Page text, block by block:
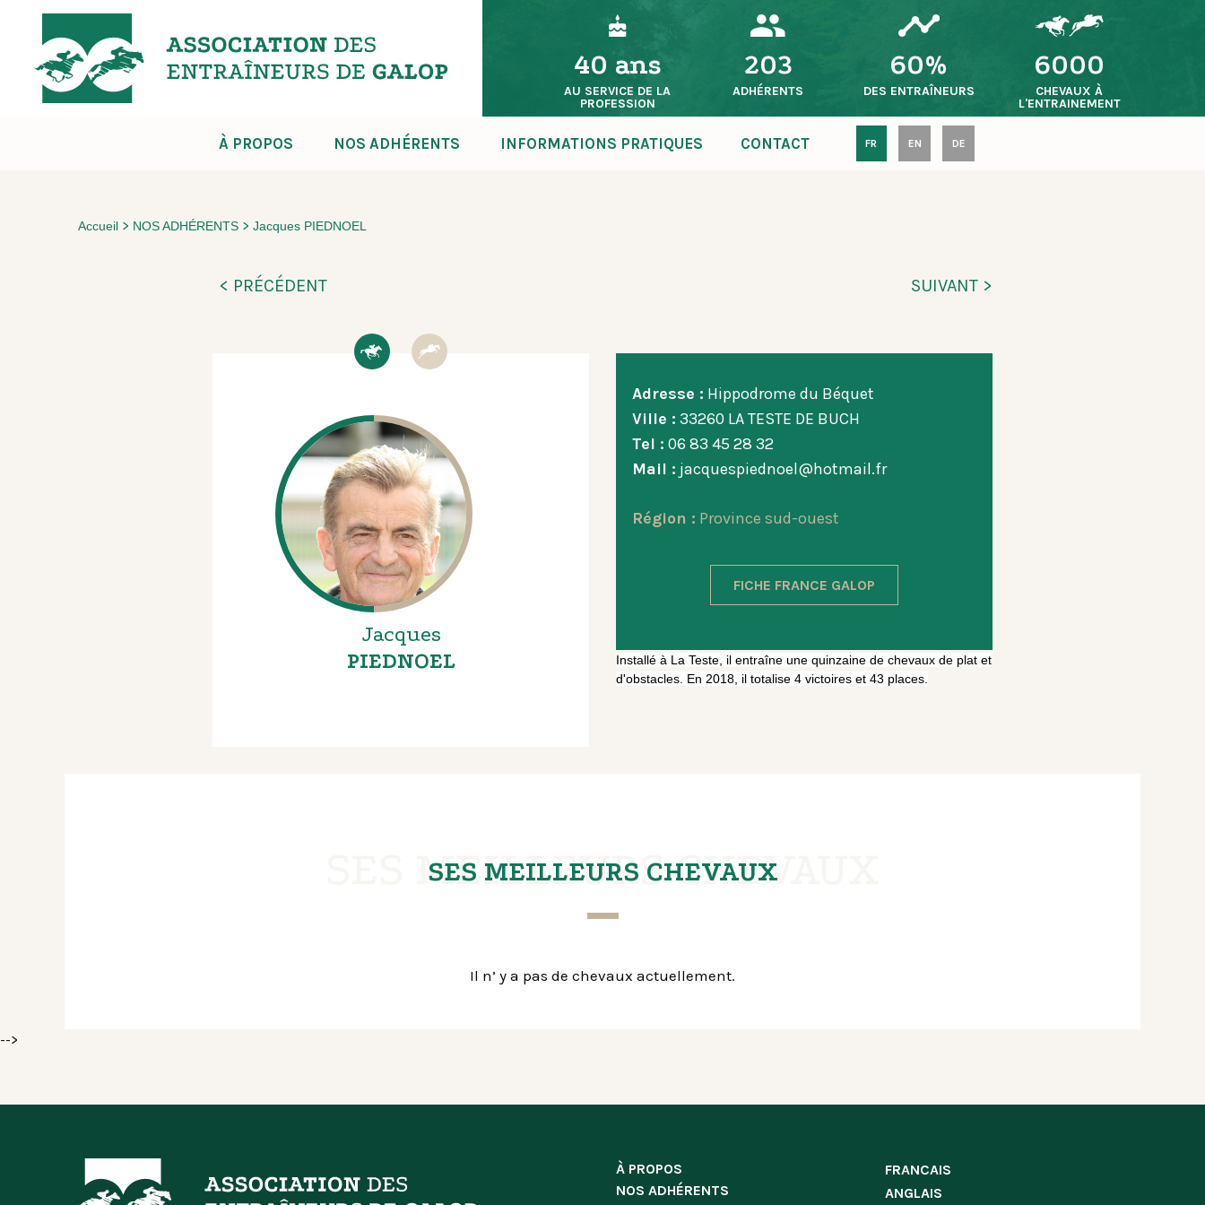
40 ans
AU SERVICE DE LA
PROFESSION
203
ADHÉRENTS
60%
DES ENTRAÎNEURS
6000
CHEVAUX À
L'ENTRAINEMENT
À PROPOS NOS ADHÉRENTS INFORMATIONS PRATIQUES CONTACT FR EN DE
Accueil > NOS ADHÉRENTS > Jacques PIEDNOEL
< PRÉCÉDENT SUIVANT >
Jacques
PIEDNOEL
Adresse : Hippodrome du Béquet
Ville : 33260 LA TESTE DE BUCH
Tel : 06 83 45 28 32
Mail : jacquespiednoel@hotmail.fr
Région : Province sud-ouest
FICHE FRANCE GALOP
Installé à La Teste, il entraîne une quinzaine de chevaux de plat et
d'obstacles. En 2018, il totalise 4 victoires et 43 places.
SES MEILLEURS CHEVAUX
SES MEILLEURS CHEVAUX
Il n’ y a pas de chevaux actuellement.
-->
À PROPOS
NOS ADHÉRENTS
FRANCAIS
ANGLAIS